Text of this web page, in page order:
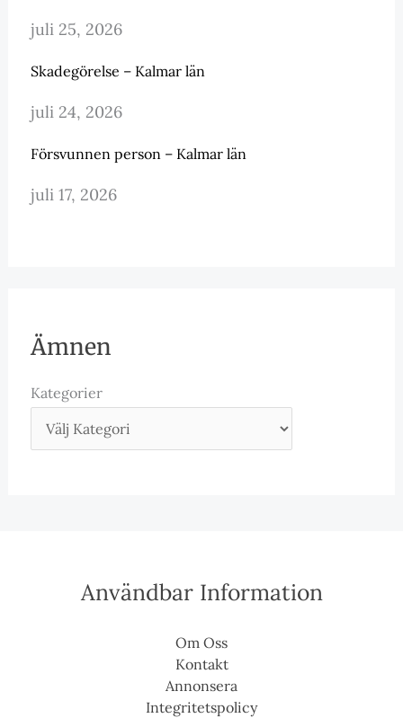
juli 25, 2026
Skadegörelse – Kalmar län
juli 24, 2026
Försvunnen person – Kalmar län
juli 17, 2026
Ämnen
Kategorier
Användbar Information
Om Oss
Kontakt
Annonsera
Integritetspolicy